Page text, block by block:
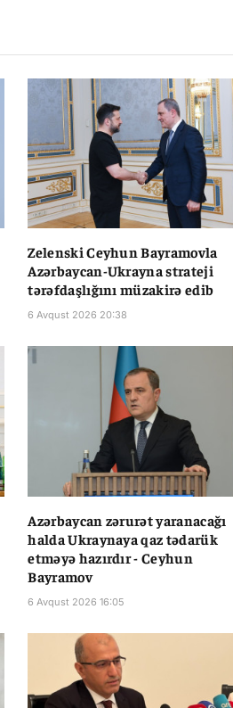
Zelenski Ceyhun Bayramovla
Azərbaycan-Ukrayna strateji
tərəfdaşlığını müzakirə edib
6 Avqust 2026 20:38
Azərbaycan zərurət yaranacağı
halda Ukraynaya qaz tədarük
etməyə hazırdır - Ceyhun
Bayramov
6 Avqust 2026 16:05